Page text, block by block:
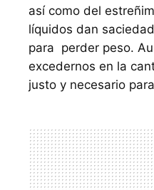
así como del
líquidos dan
para perder peso.
excedernos en la
justo y necesario